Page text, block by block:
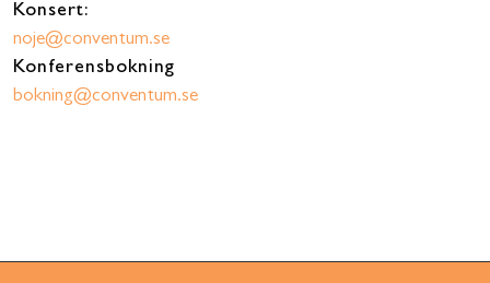
Konsert:
noje@conventum.se
Konferensbokning
bokning@conventum.se